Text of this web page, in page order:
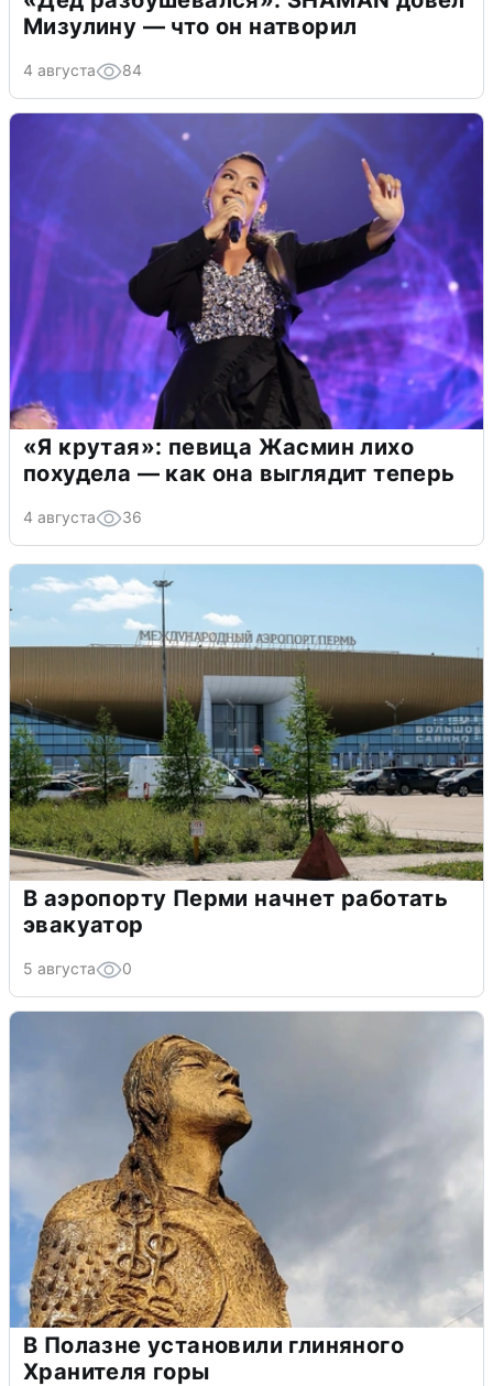
Мизулину — что он натворил
4 августа 84
«Я крутая»: певица Жасмин лихо
похудела — как она выглядит теперь
4 августа 36
В аэропорту Перми начнет работать
эвакуатор
5 августа 0
В Полазне установили глиняного
Хранителя горы